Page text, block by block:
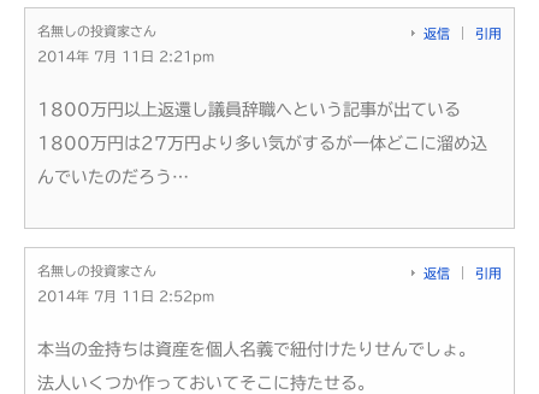
名無しの投資家さん
2014年 7月 11日 2:21pm
返信 引用
1800万円以上返還し議員辞職へという記事が出ている
1800万円は27万円より多い気がするが一体どこに溜め込
んでいたのだろう…
名無しの投資家さん
2014年 7月 11日 2:52pm
返信 引用
本当の金持ちは資産を個人名義で紐付けたりせんでしょ。
法人いくつか作っておいてそこに持たせる。